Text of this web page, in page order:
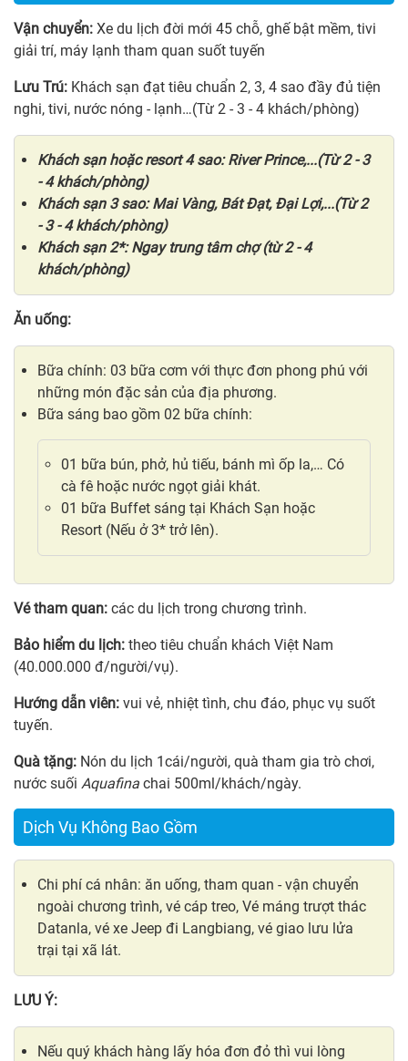
Vận chuyển: Xe du lịch đời mới 45 chỗ, ghế bật mềm, tivi
giải trí, máy lạnh tham quan suốt tuyến
Lưu Trú: Khách sạn đạt tiêu chuẩn 2, 3, 4 sao đầy đủ tiện
nghi, tivi, nước nóng - lạnh…(Từ 2 - 3 - 4 khách/phòng)
Khách sạn hoặc resort 4 sao: River Prince,...(Từ 2 - 3
- 4 khách/phòng)
Khách sạn 3 sao: Mai Vàng, Bát Đạt, Đại Lợi,...(Từ 2
- 3 - 4 khách/phòng)
Khách sạn 2*: Ngay trung tâm chợ (từ 2 - 4
khách/phòng)
Ăn uống:
Bữa chính: 03 bữa cơm với thực đơn phong phú với
những món đặc sản của địa phương.
Bữa sáng bao gồm 02 bữa chính:
01 bữa bún, phở, hủ tiếu, bánh mì ốp la,… Có
cà fê hoặc nước ngọt giải khát.
01 bữa Buffet sáng tại Khách Sạn hoặc
Resort (Nếu ở 3* trở lên).
Vé tham quan: các du lịch trong chương trình.
Bảo hiểm du lịch: theo tiêu chuẩn khách Việt Nam
(40.000.000 đ/người/vụ).
Hướng dẫn viên: vui vẻ, nhiệt tình, chu đáo, phục vụ suốt
tuyến.
Quà tặng: Nón du lịch 1cái/người, quà tham gia trò chơi,
nước suối Aquafina chai 500ml/khách/ngày.
Dịch Vụ Không Bao Gồm
Chi phí cá nhân: ăn uống, tham quan - vận chuyển
ngoài chương trình, vé cáp treo, Vé máng trượt thác
Datanla, vé xe Jeep đi Langbiang, vé giao lưu lửa
trại tại xã lát.
LƯU Ý:
Nếu quý khách hàng lấy hóa đơn đỏ thì vui lòng